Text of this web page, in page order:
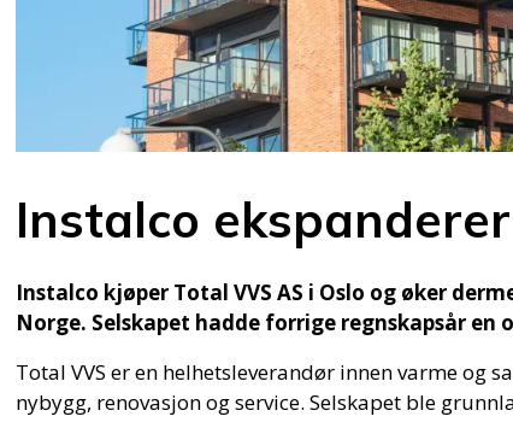
Instalco
Instalco kjøper Total VVS AS i Oslo og øker
Norge. Selskapet hadde forrige regnskapsår en
Total VVS er en helhetsleverandør innen varme og
nybygg, renovasjon og service. Selskapet ble